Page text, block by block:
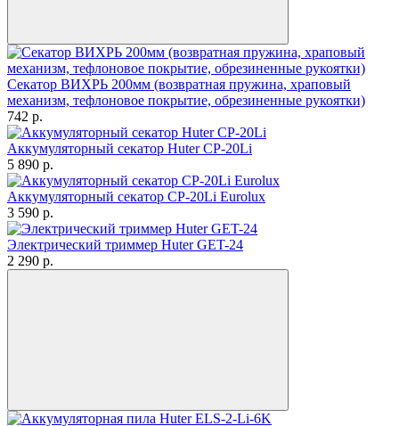
Секатор ВИХРЬ 200мм (возвратная пружина, храповый
механизм, тефлоновое покрытие, обрезиненные рукоятки)
742 p.
Аккумуляторный секатор Huter СР-20Li
5 890 p.
Аккумуляторный секатор CP-20Li Eurolux
3 590 p.
Электрический триммер Huter GET-24
2 290 p.